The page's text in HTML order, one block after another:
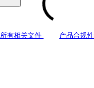
所有相关文件 产品合规性